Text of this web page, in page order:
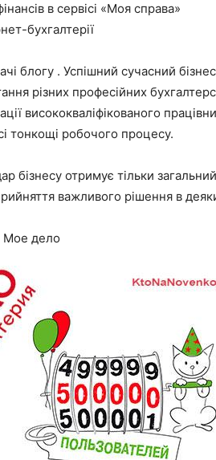
в сервісі «Моя справа»
бухгалтерії
блогу . Успішний сучасний
різних професійних
висококваліфікованого
тонкощі робочого процесу.
бізнесу отримує тільки
важливого рішення в